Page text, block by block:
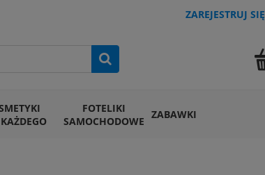
ZAREJESTRUJ SIĘ
FOTELIKI
SAMOCHODOWE ZABAWKI